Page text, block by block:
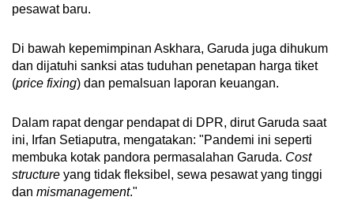
pesawat baru.
Di bawah kepemimpinan Askhara, Garuda juga dihukum
dan dijatuhi sanksi atas tuduhan penetapan harga tiket
(price fixing) dan pemalsuan laporan keuangan.
Dalam rapat dengar pendapat di DPR, dirut Garuda saat
ini, Irfan Setiaputra, mengatakan: "Pandemi ini seperti
membuka kotak pandora permasalahan Garuda. Cost
structure yang tidak fleksibel, sewa pesawat yang tinggi
dan mismanagement."